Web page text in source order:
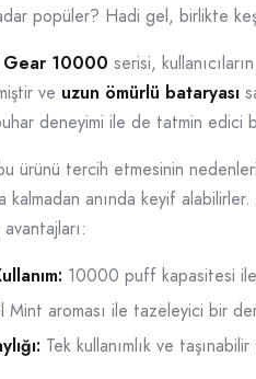
popüler? Hadi gel, birlikte
Gear 10000 serisi,
ve uzun ömürlü bataryası
deneyimi ile de tatmin edici
ürünü tercih etmesinin
kalmadan anında keyif
10000 puff kapasitesi
Mint aroması ile tazeleyici bir
Tek kullanımlık ve taşınabilir